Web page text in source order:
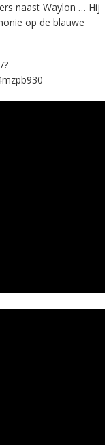
naast Waylon … Hij
op de blauwe
?